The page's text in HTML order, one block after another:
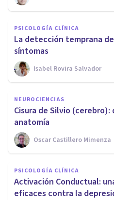
PSICOLOGÍA CLÍNICA
La detección temprana
síntomas
Isabel Rovira Salvador
NEUROCIENCIAS
Cisura de Silvio
anatomía
Oscar Castillero Mimenza
PSICOLOGÍA CLÍNICA
Activación Conductual:
eficaces contra la